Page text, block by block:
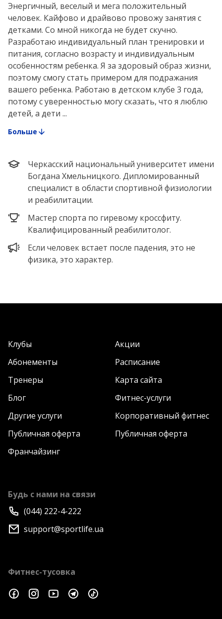
Энергичный, веселый и мега положительный
человек. Кайфово и драйвово провожу занятия с
детками. Со мной никогда не будет скучно.
Разработаю индивидуальный план тренировки и
питания, согласно возрасту и индивидуальным
особенностям ребенка. Я за здоровый образ жизни,
поэтому смогу стать примером для подражания
вашего ребенка. Работаю в детском клубе 3 года,
потому с уверенностью могу сказать, что я люблю
детей, а дети ...
Больше
Черкасский национальный университет имени
Богдана Хмельницкого. Дипломированный
специалист в области спортивной физиологии
и реабилитации.
Мастер спорта по гиревому кроссфиту.
Квалифицированный реабилитолог.
Если человек встает после падения, это не
физика, это характер.
Клубы
Акции
Абонементы
Расписание
Тренеры
Карта сайта
Блог
Фитнес-услуги
Другие услуги
Корпоративный фитнес
Публичная оферта
Публичная оферта
Франчайзинг
Будь с нами на связи
(044) 222-4-222
support@sportlife.ua
Фитнес-тусовка